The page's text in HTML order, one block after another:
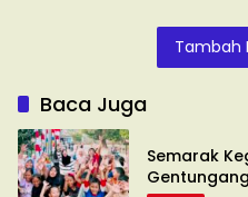
Tambah
Baca Juga
Semarak